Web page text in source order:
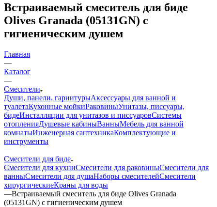
Встраиваемый смеситель для биде
Olives Granada (05131GN) с
гигиеническим душем
Главная
—
Каталог
—
Смесители
Души, панели, гарнитурыАксессуары для ванной и
туалетаКухонные мойкиРаковиныУнитазы, писсуары,
бидеИнсталляции для унитазов и писсуаровСистемы
отопленияДушевые кабиныВанныМебель для ванной
комнатыИнженерная сантехникаКомплектующие и
инструменты
—
Смесители для биде
Смесители для кухниСмесители для раковиныСмесители для
ванныСмесители для душаНаборы смесителейСмесители
хирургическиеКраны для воды
—Встраиваемый смеситель для биде Olives Granada
(05131GN) с гигиеническим душем